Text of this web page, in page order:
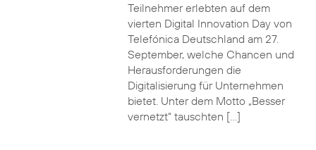
Teilnehmer erlebten auf dem
vierten Digital Innovation Day von
Telefónica Deutschland am 27.
September, welche Chancen und
Herausforderungen die
Digitalisierung für Unternehmen
bietet. Unter dem Motto „Besser
vernetzt“ tauschten […]